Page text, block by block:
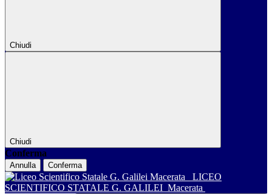
Chiudi
Chiudi
Conferma
Annulla Conferma
LICEO
SCIENTIFICO STATALE G. GALILEI Macerata